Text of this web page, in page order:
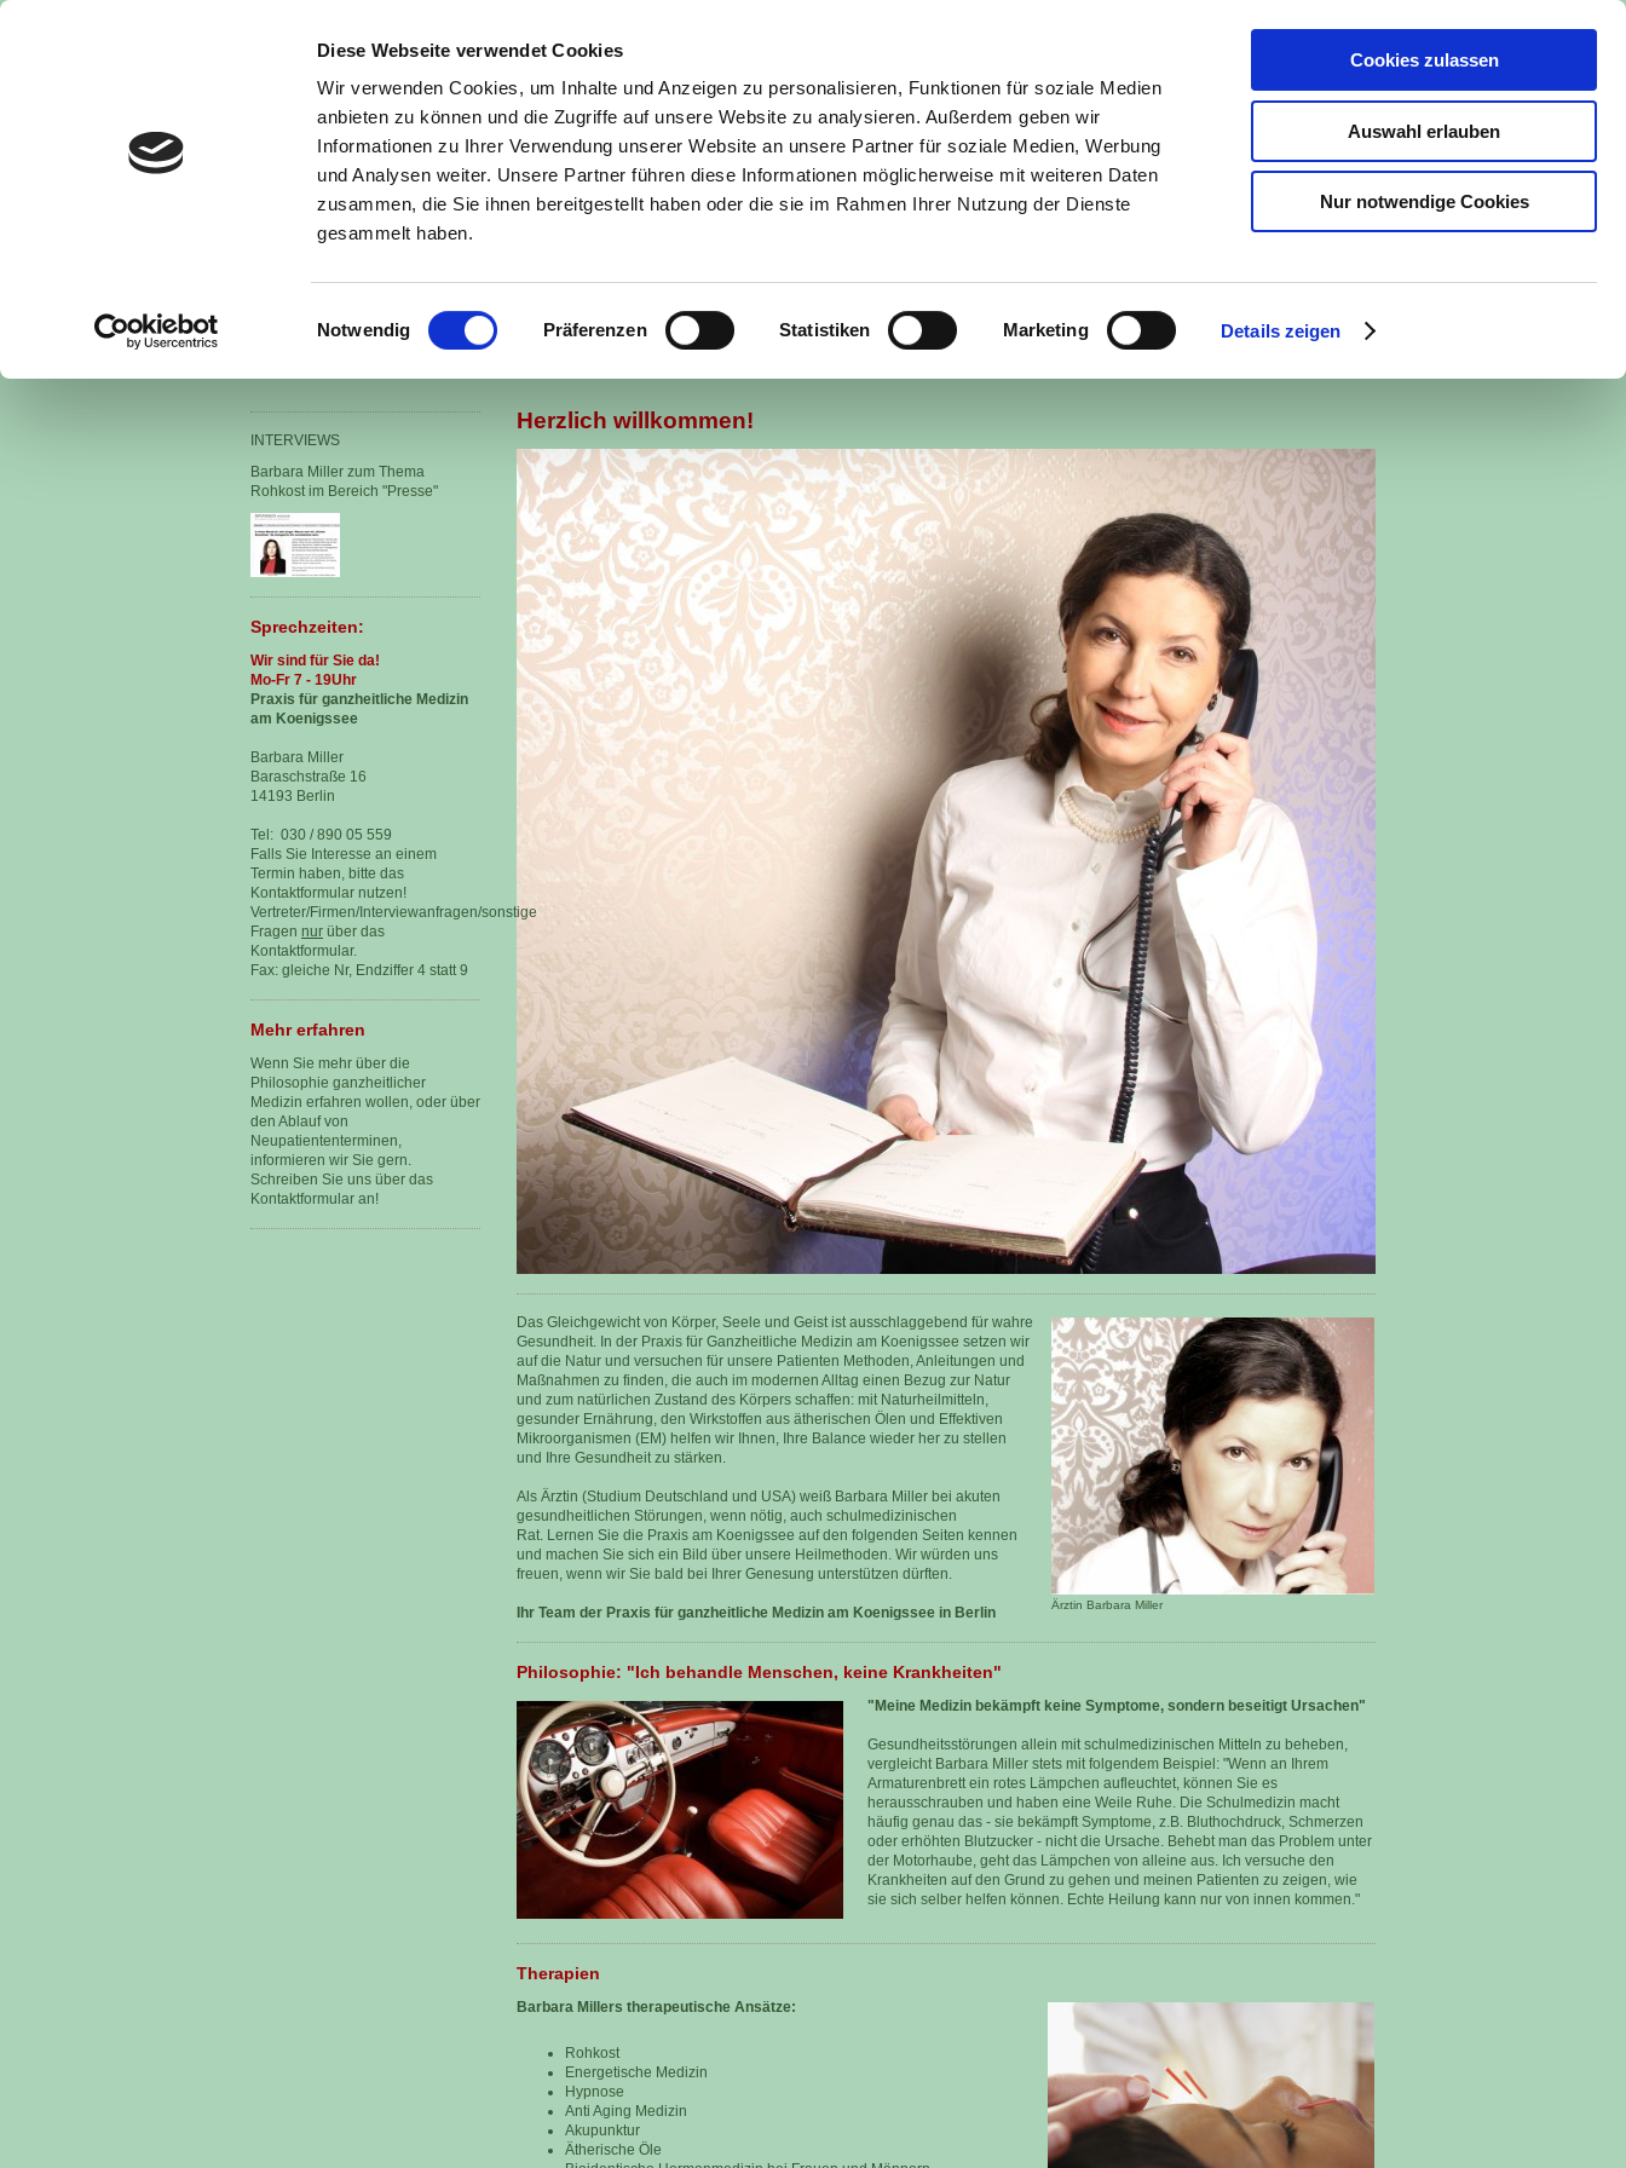
Diese Webseite verwendet Cookies
Wir verwenden Cookies, um Inhalte und Anzeigen zu personalisieren, Funktionen für soziale Medien
anbieten zu können und die Zugriffe auf unsere Website zu analysieren. Außerdem geben wir
Informationen zu Ihrer Verwendung unserer Website an unsere Partner für soziale Medien, Werbung
und Analysen weiter. Unsere Partner führen diese Informationen möglicherweise mit weiteren Daten
zusammen, die Sie ihnen bereitgestellt haben oder die sie im Rahmen Ihrer Nutzung der Dienste
gesammelt haben.
Einwilligungsauswahl
Notwendig Präferenzen Statistiken Marketing Details zeigen
Cookies zulassen
Auswahl erlauben
Nur notwendige Cookies
Veranstaltungen Videos Infothek - gesetzliche/private Kassen Impressum / Datenschutz
Herzlich willkommen!
Ärztin Barbara Miller
Das Gleichgewicht von Körper, Seele und Geist ist ausschlaggebend für wahre
Gesundheit. In der Praxis für Ganzheitliche Medizin am Koenigssee setzen wir
auf die Natur und versuchen für unsere Patienten Methoden, Anleitungen und
Maßnahmen zu finden, die auch im modernen Alltag einen Bezug zur Natur
und zum natürlichen Zustand des Körpers schaffen: mit Naturheilmitteln,
gesunder Ernährung, den Wirkstoffen aus ätherischen Ölen und Effektiven
Mikroorganismen (EM) helfen wir Ihnen, Ihre Balance wieder her zu stellen
und Ihre Gesundheit zu stärken.
Als Ärztin (Studium Deutschland und USA) weiß Barbara Miller bei akuten
gesundheitlichen Störungen, wenn nötig, auch schulmedizinischen
Rat. Lernen Sie die Praxis am Koenigssee auf den folgenden Seiten kennen
und machen Sie sich ein Bild über unsere Heilmethoden. Wir würden uns
freuen, wenn wir Sie bald bei Ihrer Genesung unterstützen dürften.
Ihr Team der Praxis für ganzheitliche Medizin am Koenigssee in Berlin
Philosophie: "Ich behandle Menschen, keine Krankheiten"
"Meine Medizin bekämpft keine Symptome, sondern beseitigt Ursachen"
Gesundheitsstörungen allein mit schulmedizinischen Mitteln zu beheben,
vergleicht Barbara Miller stets mit folgendem Beispiel: "Wenn an Ihrem
Armaturenbrett ein rotes Lämpchen aufleuchtet, können Sie es
herausschrauben und haben eine Weile Ruhe. Die Schulmedizin macht
häufig genau das - sie bekämpft Symptome, z.B. Bluthochdruck, Schmerzen
oder erhöhten Blutzucker - nicht die Ursache. Behebt man das Problem unter
der Motorhaube, geht das Lämpchen von alleine aus. Ich versuche den
Krankheiten auf den Grund zu gehen und meinen Patienten zu zeigen, wie
sie sich selber helfen können. Echte Heilung kann nur von innen kommen."
Therapien
Barbara Millers therapeutische Ansätze:
Rohkost
Energetische Medizin
Hypnose
Anti Aging Medizin
Akupunktur
Ätherische Öle
INTERVIEWS
Barbara Miller zum Thema
Rohkost im Bereich "Presse"
Sprechzeiten:
Wir sind für Sie da!
Mo-Fr 7 - 19Uhr
Praxis für ganzheitliche Medizin
am Koenigssee
Barbara Miller
Baraschstraße 16
14193 Berlin
Tel: 030 / 890 05 559
Falls Sie Interesse an einem
Termin haben, bitte das
Kontaktformular nutzen!
Vertreter/Firmen/Interviewanfragen/sonstige
Fragen nur über das
Kontaktformular.
Fax: gleiche Nr, Endziffer 4 statt 9
Mehr erfahren
Wenn Sie mehr über die
Philosophie ganzheitlicher
Medizin erfahren wollen, oder über
den Ablauf von
Neupatiententerminen,
informieren wir Sie gern.
Schreiben Sie uns über das
Kontaktformular an!